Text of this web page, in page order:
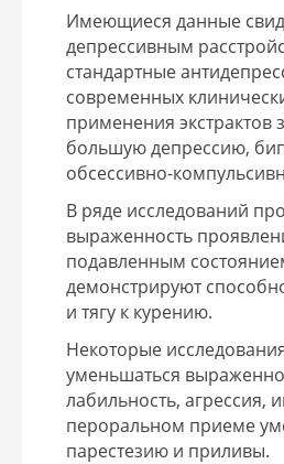
Имеющиеся данные
депрессивным
стандартные
современных
применения экстрактов
большую депрессию,
обсессивно-
В ряде исследований
выраженность
подавленным
демонстрируют
и тягу к курению.
Некоторые
уменьшаться
лабильность, агрессия,
пероральном приеме
парестезию и приливы.